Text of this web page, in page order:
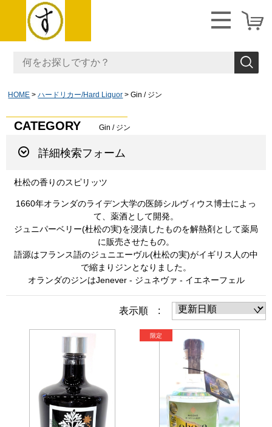
HOME ハードリカー/Hard Liquor Gin / ジン
CATEGORY Gin / ジン
詳細検索フォーム
杜松の香りのスピリッツ
1660年オランダのライデン大学の医師シルヴィウス博士によっ
て、薬酒として開発。
ジュニパーベリー(杜松の実)を浸漬したものを解熱剤として薬局
に販売させたもの。
語源はフランス語のジュニエーヴル(杜松の実)がイギリス人の中
で縮まりジンとなりました。
オランダのジンはJenever - ジュネヴァ - イエネーフェル
表示順 :